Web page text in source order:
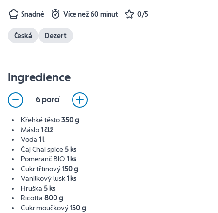
Snadné Více než 60 minut 0/5
Česká Dezert
Ingredience
6 porcí
Křehké těsto350 g
Máslo1 člž
Voda 1 l
Čaj Chai spice5 ks
Pomeranč BIO 1 ks
Cukr třtinový150 g
Vanilkový lusk1 ks
Hruška 5 ks
Ricotta 800 g
Cukr moučkový150 g